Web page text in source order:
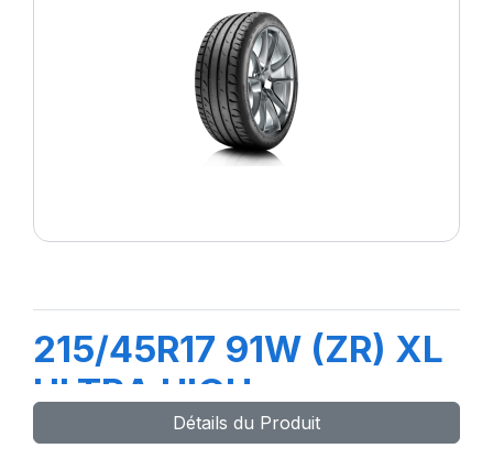
215/45R17 91W (ZR) XL
ULTRA HIGH
PERFORMANCE
Détails du Produit